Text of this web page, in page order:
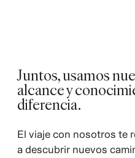
Juntos, usamos
alcance y
diferencia.
El viaje con nosotros te
a descubrir nuevos